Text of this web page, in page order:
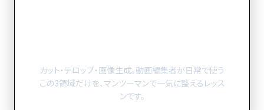
カット・テロップ・ 画像生成。動画編集者が日常で使う
この3領域だけを、 マンツーマンで一気に整えるレッス
ンです。